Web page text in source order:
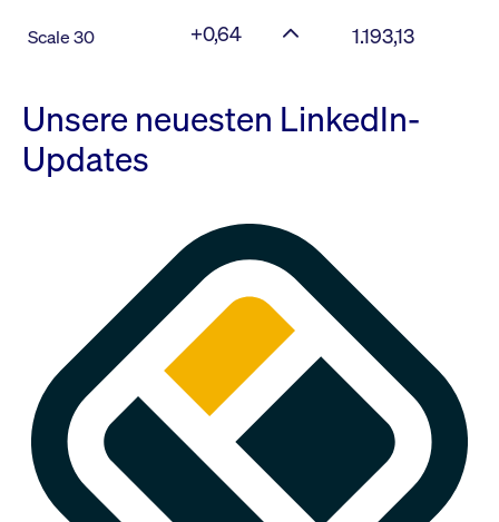
Scale 30 +0,64 1.193,13
Unsere neuesten LinkedIn-
Updates